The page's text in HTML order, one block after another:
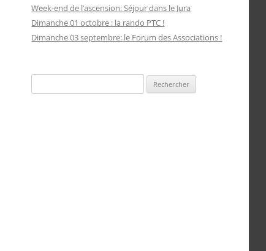
Week-end de l’ascension: Séjour dans le Jura
Dimanche 01 octobre : la rando PTC !
Dimanche 03 septembre: le Forum des Associations !